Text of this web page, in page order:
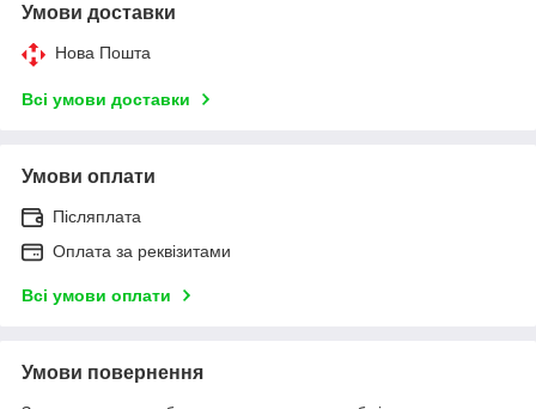
Умови доставки
Нова Пошта
Всі умови доставки
Умови оплати
Післяплата
Оплата за реквізитами
Всі умови оплати
Умови повернення